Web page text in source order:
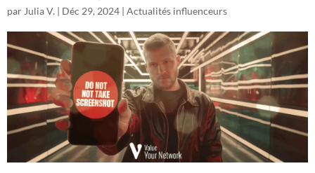
par Julia V. | Déc 29, 2024 | Actualités influenceurs